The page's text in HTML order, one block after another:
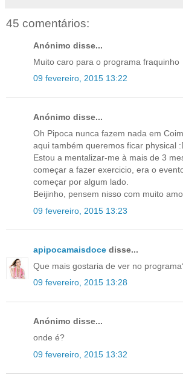
45 comentários:
Anónimo disse...
Muito caro para o programa fraquinho
09 fevereiro, 2015 13:22
Anónimo disse...
Oh Pipoca nunca fazem nada em
aqui também queremos ficar physical
Estou a mentalizar-me à mais de 3
começar a fazer exercicio, era o
começar por algum lado.
Beijinho, pensem nisso com muito
09 fevereiro, 2015 13:23
apipocamaisdoce disse...
Que mais gostaria de ver no
09 fevereiro, 2015 13:28
Anónimo disse...
onde é?
09 fevereiro, 2015 13:32